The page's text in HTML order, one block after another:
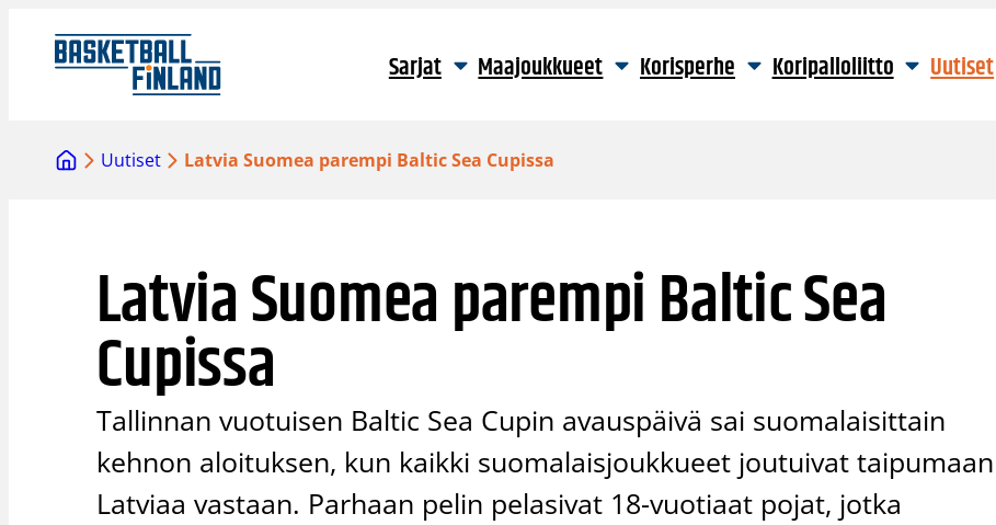
sisältöön
Sarjat Maajoukkueet Korisperhe Koripalloliitto Uutiset
Uutiset Latvia Suomea parempi Baltic Sea Cupissa
Latvia Suomea parempi Baltic Sea
Cupissa
Tallinnan vuotuisen Baltic Sea Cupin avauspäivä sai suomalaisittain
kehnon aloituksen, kun kaikki suomalaisjoukkueet joutuivat taipumaan
Latviaa vastaan. Parhaan pelin pelasivat 18-vuotiaat pojat, jotka